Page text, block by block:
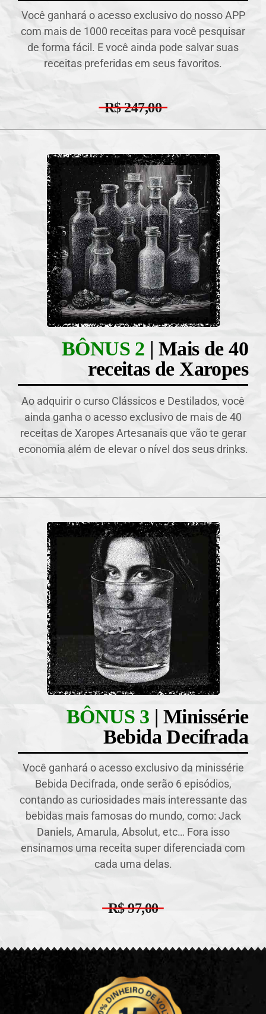
Você ganhará o acesso exclusivo do nosso APP
com mais de 1000 receitas para você pesquisar
de forma fácil. E você ainda pode salvar suas
receitas preferidas em seus favoritos.​
R$ 247,00
BÔNUS 2 | Mais de 40
receitas de Xaropes
Ao adquirir o curso Clássicos e Destilados, você
ainda ganha o acesso exclusivo de mais de 40
receitas de Xaropes Artesanais que vão te gerar
economia além de elevar o nível dos seus drinks.​
BÔNUS 3 | Minissérie
Bebida Decifrada
Você ganhará o acesso exclusivo da minissérie
Bebida Decifrada, onde serão 6 episódios,
contando as curiosidades mais interessante das
bebidas mais famosas do mundo, como: Jack
Daniels, Amarula, Absolut, etc… Fora isso
ensinamos uma receita super diferenciada com
cada uma delas.​
R$ 97,00